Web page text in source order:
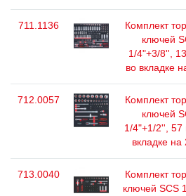
711.1136
Комплект
ключей
1/4"+3/8'',
во вкладке
712.0057
Комплект
ключей
1/4"+1/2'', 57
вкладке на
713.0040
Комплект
ключей SCS